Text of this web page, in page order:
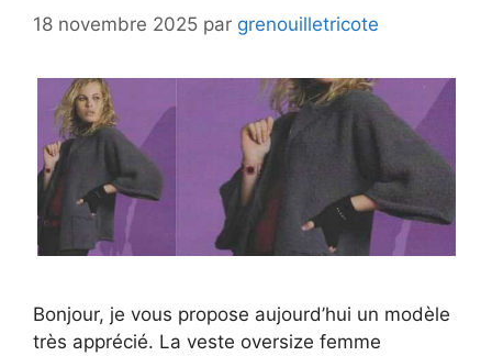
18 novembre 2025 par grenouilletricote
Bonjour, je vous propose aujourd’hui un modèle
très apprécié. La veste oversize femme